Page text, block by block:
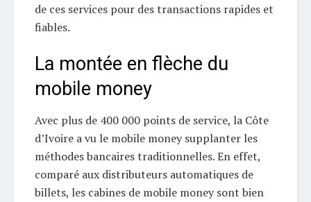
de ces services pour des transactions rapides et
fiables.
La montée en flèche du
mobile money
Avec plus de 400 000 points de service, la Côte
d’Ivoire a vu le mobile money supplanter les
méthodes bancaires traditionnelles. En effet,
comparé aux distributeurs automatiques de
billets, les cabines de mobile money sont bien